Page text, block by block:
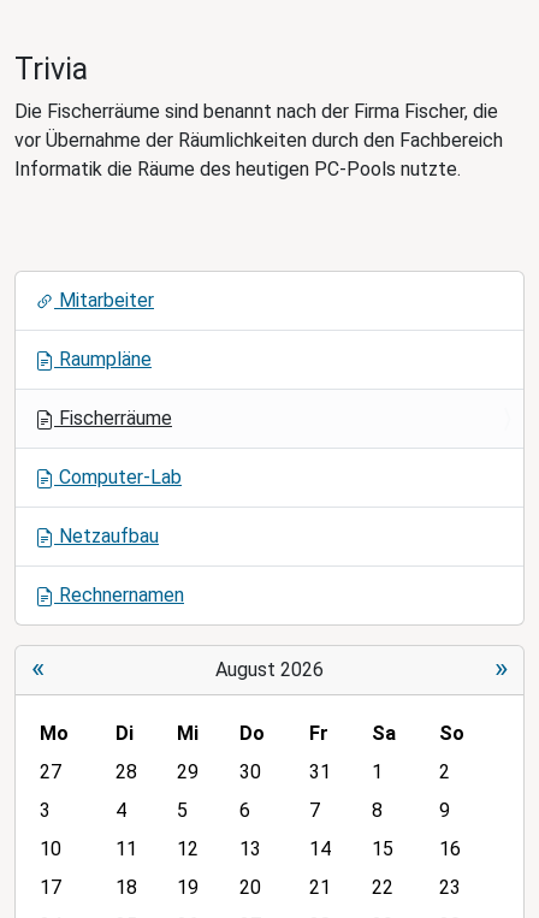
Trivia
Die Fischerräume sind benannt nach der Firma Fischer, die
vor Übernahme der Räumlichkeiten durch den Fachbereich
Informatik die Räume des heutigen PC-Pools nutzte.
o
Mitarbeiter
Raumpläne
Fischerräume
Computer-Lab
Netzaufbau
Rechnernamen
« August 2026 »
m
n
t
h
Mo Di Mi Do Fr Sa
So
27
28 29 30 31 1
2
3
4 5 6 7 8
9
10
11 12 13 14 15
16
17
18 19 20 21 22
23